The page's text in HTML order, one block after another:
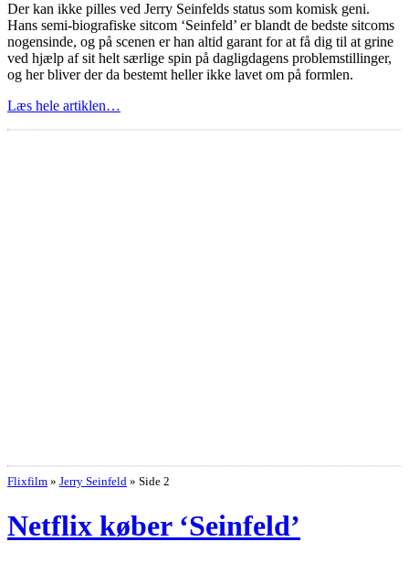
Der kan ikke pilles ved Jerry Seinfelds status som komisk geni.
Hans semi-biografiske sitcom ‘Seinfeld’ er blandt de bedste sitcoms
nogensinde, og på scenen er han altid garant for at få dig til at grine
ved hjælp af sit helt særlige spin på dagligdagens problemstillinger,
og her bliver der da bestemt heller ikke lavet om på formlen.
Læs hele artiklen…
Flixfilm » Jerry Seinfeld » Side 2
Netflix køber ‘Seinfeld’